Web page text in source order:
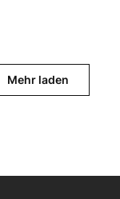
Mehr laden